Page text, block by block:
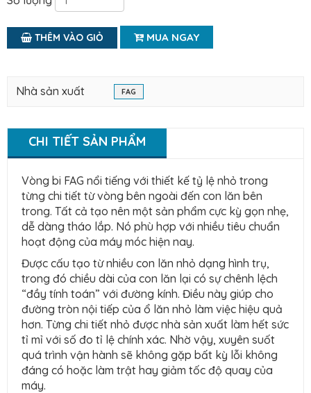
THÊM VÀO GIỎ MUA NGAY
Nhà sản xuất FAG
CHI TIẾT SẢN PHẨM
Vòng bi FAG nổi tiếng với thiết kế tỷ lệ nhỏ trong
từng chi tiết từ vòng bên ngoài đến con lăn bên
trong. Tất cả tạo nên một sản phẩm cực kỳ gọn nhẹ,
dễ dàng tháo lắp. Nó phù hợp với nhiều tiêu chuẩn
hoạt động của máy móc hiện nay.
Được cấu tạo từ nhiều con lăn nhỏ dạng hình trụ,
trong đó chiều dài của con lăn lại có sự chênh lệch
“đầy tính toán” với đường kính. Điều này giúp cho
đường tròn nội tiếp của ổ lăn nhỏ làm việc hiệu quả
hơn. Từng chi tiết nhỏ được nhà sản xuất làm hết sức
tỉ mỉ với số đo tỉ lệ chính xác. Nhờ vậy, xuyên suốt
quá trình vận hành sẽ không gặp bất kỳ lỗi không
đáng có hoặc làm trật hay giảm tốc độ quay của
máy.